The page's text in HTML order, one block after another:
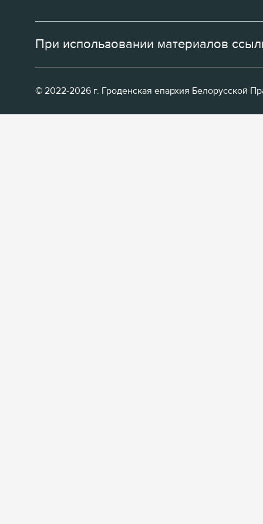
При использовании материалов
© 2022-2026 г. Гроденская епархия Белорусской